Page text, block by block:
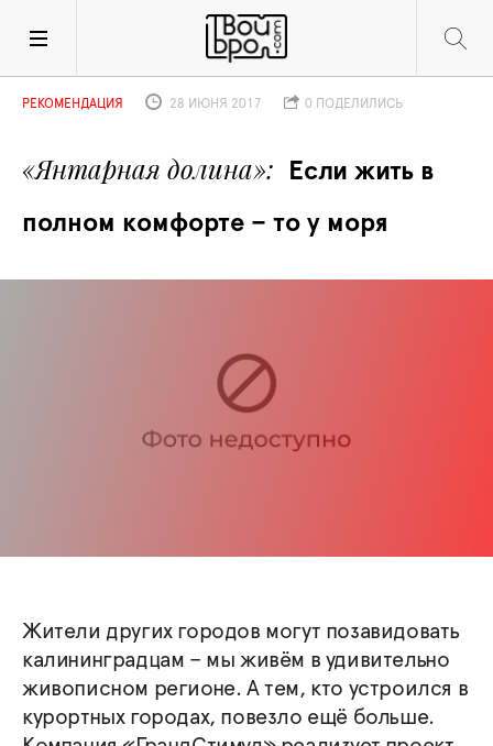
«Янтарная долина»
Если жить в
полном комфорте – то у моря
РЕКОМЕНДАЦИЯ 28 ИЮНЯ 2017 0 ПОДЕЛИЛИСЬ
Жители других городов могут позавидовать
калининградцам – мы живём в удивительно
живописном регионе. А тем, кто устроился в
курортных городах, повезло ещё больше.